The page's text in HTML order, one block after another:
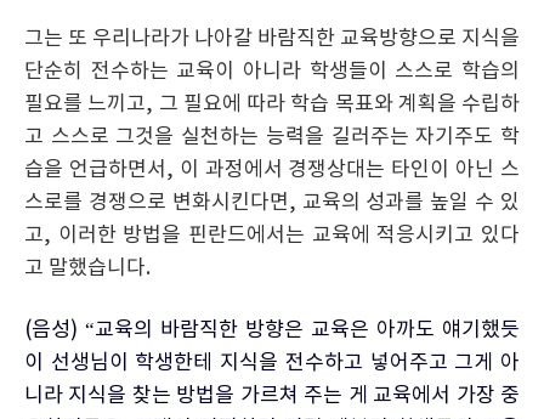
그는 또 우리나라가 나아갈 바람직한 교육방향으로 지식을
단순히 전수하는 교육이 아니라 학생들이 스스로 학습의
필요를 느끼고, 그 필요에 따라 학습 목표와 계획을 수립하
고 스스로 그것을 실천하는 능력을 길러주는 자기주도 학
습을 언급하면서, 이 과정에서 경쟁상대는 타인이 아닌 스
스로를 경쟁으로 변화시킨다면, 교육의 성과를 높일 수 있
고, 이러한 방법을 핀란드에서는 교육에 적응시키고 있다
고 말했습니다.
(음성) “교육의 바람직한 방향은 교육은 아까도 얘기했듯
이 선생님이 학생한테 지식을 전수하고 넣어주고 그게 아
니라 지식을 찾는 방법을 가르쳐 주는 게 교육에서 가장 중